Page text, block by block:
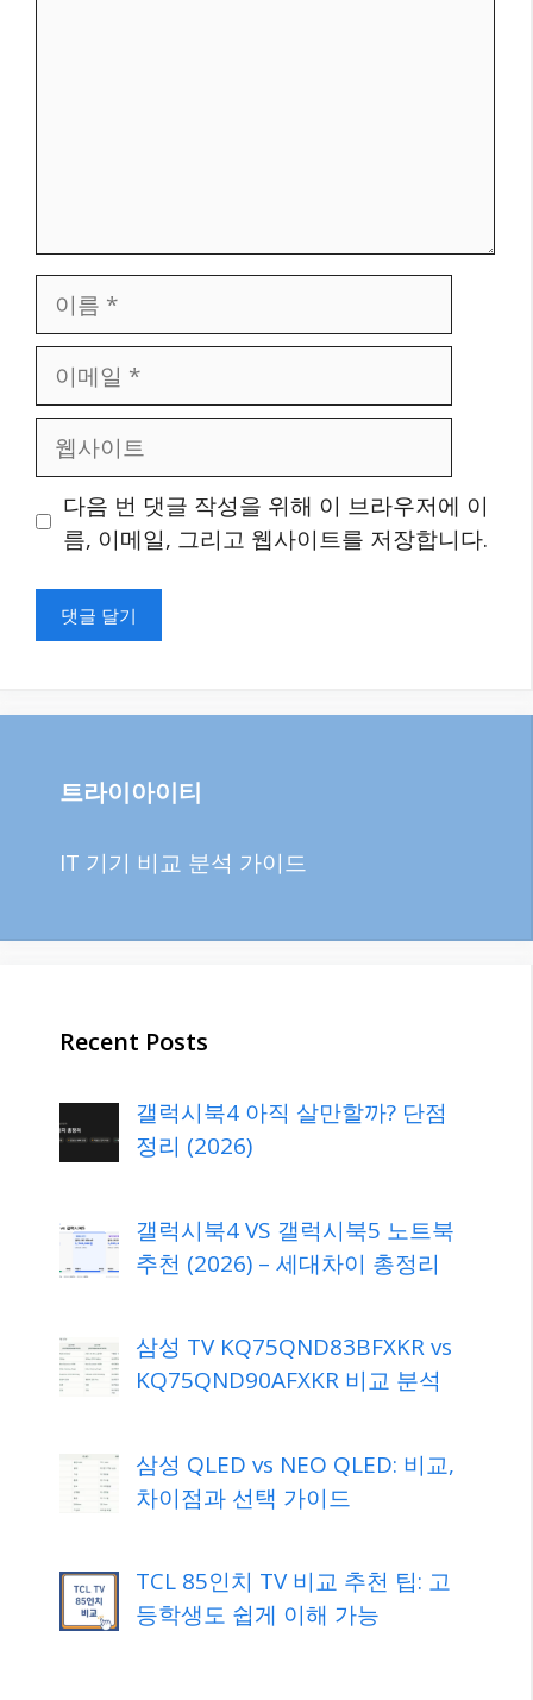
일
트
다음 번 댓글 작성을 위해 이 브라우저에 이
름, 이메일, 그리고 웹사이트를 저장합니다.
트라이아이티
IT 기기 비교 분석 가이드
Recent Posts
갤럭시북4 아직 살만할까? 단점
정리 (2026)
갤럭시북4 VS 갤럭시북5 노트북
추천 (2026) – 세대차이 총정리
삼성 TV KQ75QND83BFXKR vs
KQ75QND90AFXKR 비교 분석
삼성 QLED vs NEO QLED: 비교,
차이점과 선택 가이드
TCL 85인치 TV 비교 추천 팁: 고
등학생도 쉽게 이해 가능